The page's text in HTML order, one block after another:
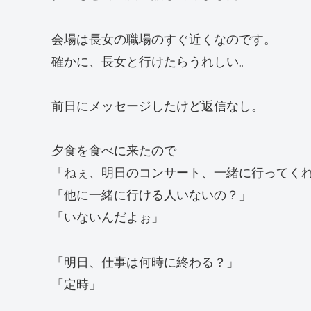
会場は長女の職場のすぐ近くなのです。
確かに、長女と行けたらうれしい。
前日にメッセージしたけど返信なし。
夕食を食べに来たので
「ねぇ、明日のコンサート、一緒に行ってく
「他に一緒に行ける人いないの？」
「いないんだよぉ」
「明日、仕事は何時に終わる？」
「定時」